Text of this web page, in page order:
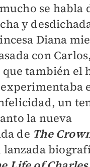
se habla
y
Diana
con
que también el
un
la nueva
de The
lanzada